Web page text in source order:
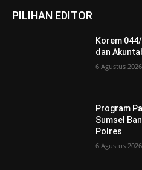
PILIHAN EDITOR
Korem
dan
6 Agustus 2026
Program
Sumsel
Polres
6 Agustus 2026